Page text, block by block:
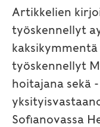
Artikkelien
työskennellyt
työskennellyt
hoitajana sekä
Sofianovassa